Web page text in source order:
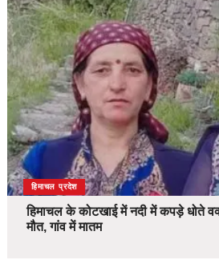
देश
हिमाचल प्रदेश
हिमाचल के कोटखाई में नदी में कपड़े धोते
मौत, गांव में मातम